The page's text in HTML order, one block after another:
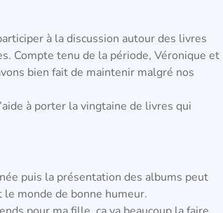
à la discussion autour des livres
Compte tenu de la période, Véronique et
bien fait de maintenir malgré nos
à porter la vingtaine de livres qui
puis la présentation des albums peut
monde de bonne humeur.